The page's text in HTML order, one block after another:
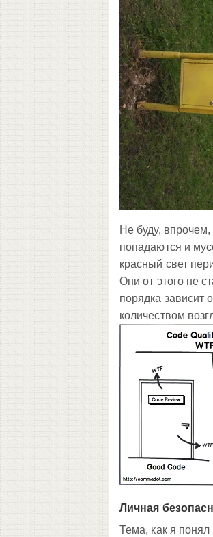
Не буду,
попадаются и
красный свет
Они от этого не
порядка зависит
количеством
Личная
Тема, как я